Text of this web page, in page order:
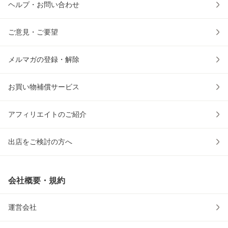
ヘルプ・お問い合わせ
ご意見・ご要望
メルマガの登録・解除
お買い物補償サービス
アフィリエイトのご紹介
出店をご検討の方へ
会社概要・規約
運営会社